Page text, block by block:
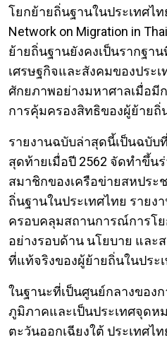
โยกย้ายถิ่นฐานในประเทศไท
Network on Migration in
ย้ายถิ่นฐานยังคงเป็นรากฐ
เศรษฐกิจและสังคมของประ
ศักยภาพอย่างมหาศาลเมื่อมี
การคุ้มครองสิทธิของผู้ย้ายถิ่
รายงานฉบับล่าสุดนี้เป็นฉบับ
สุดท้ายเมื่อปี 2562 จัดทำขึ้น
สมาชิกของเครือข่ายสหประ
ถิ่นฐานในประเทศไทย รายง
ครอบคลุมสถานการณ์การโ
อย่างรอบด้าน นโยบาย และ
ที่แท้จริงของผู้ย้ายถิ่นในประ
ในฐานะที่เป็นศูนย์กลางของ
ภูมิภาคและเป็นประเทศจุดห
ตะวันออกเฉียงใต้ ประเทศ